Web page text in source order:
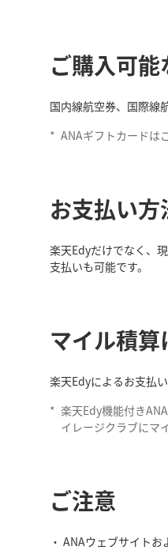
ご購入可
国内線航空券、国際線
* ANAギフトカードは
お支払い方
楽天Edyだけでなく、
支払いも可能です。
マイル積算
楽天Edyによるお支払
* 楽天Edy機能付き
イレージクラブにマ
ご注意
ANAウェブサイトお